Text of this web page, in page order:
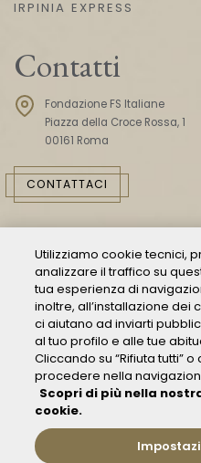
IRPINIA EXPRESS
Contatti
Fondazione FS Italiane
Piazza della Croce Rossa, 1
00161 Roma
CONTATTACI
Consulta il Modello 231
Gestione delle
Condizioni Generali di
Privacy policy
Utilizziamo cookie tecnici,
analizzare il traffico su
tua esperienza di
inoltre, all’installazione dei
ci aiutano ad inviarti
al tuo profilo e alle tue
Cliccando su “Rifiuta tutti”
procedere nella
Scopri di più nella
cookie.